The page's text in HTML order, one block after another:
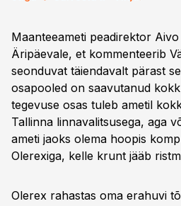
Maanteeameti peadirektor
Äripäevale, et kommenteerib
seonduvat täiendavalt pärast
osapooled on saavutanud
tegevuse osas tuleb ametil
Tallinna linnavalitsusega, aga
ameti jaoks olema hoopis
Olerexiga, kelle krunt jääb
Olerex rahastas oma erahuvi